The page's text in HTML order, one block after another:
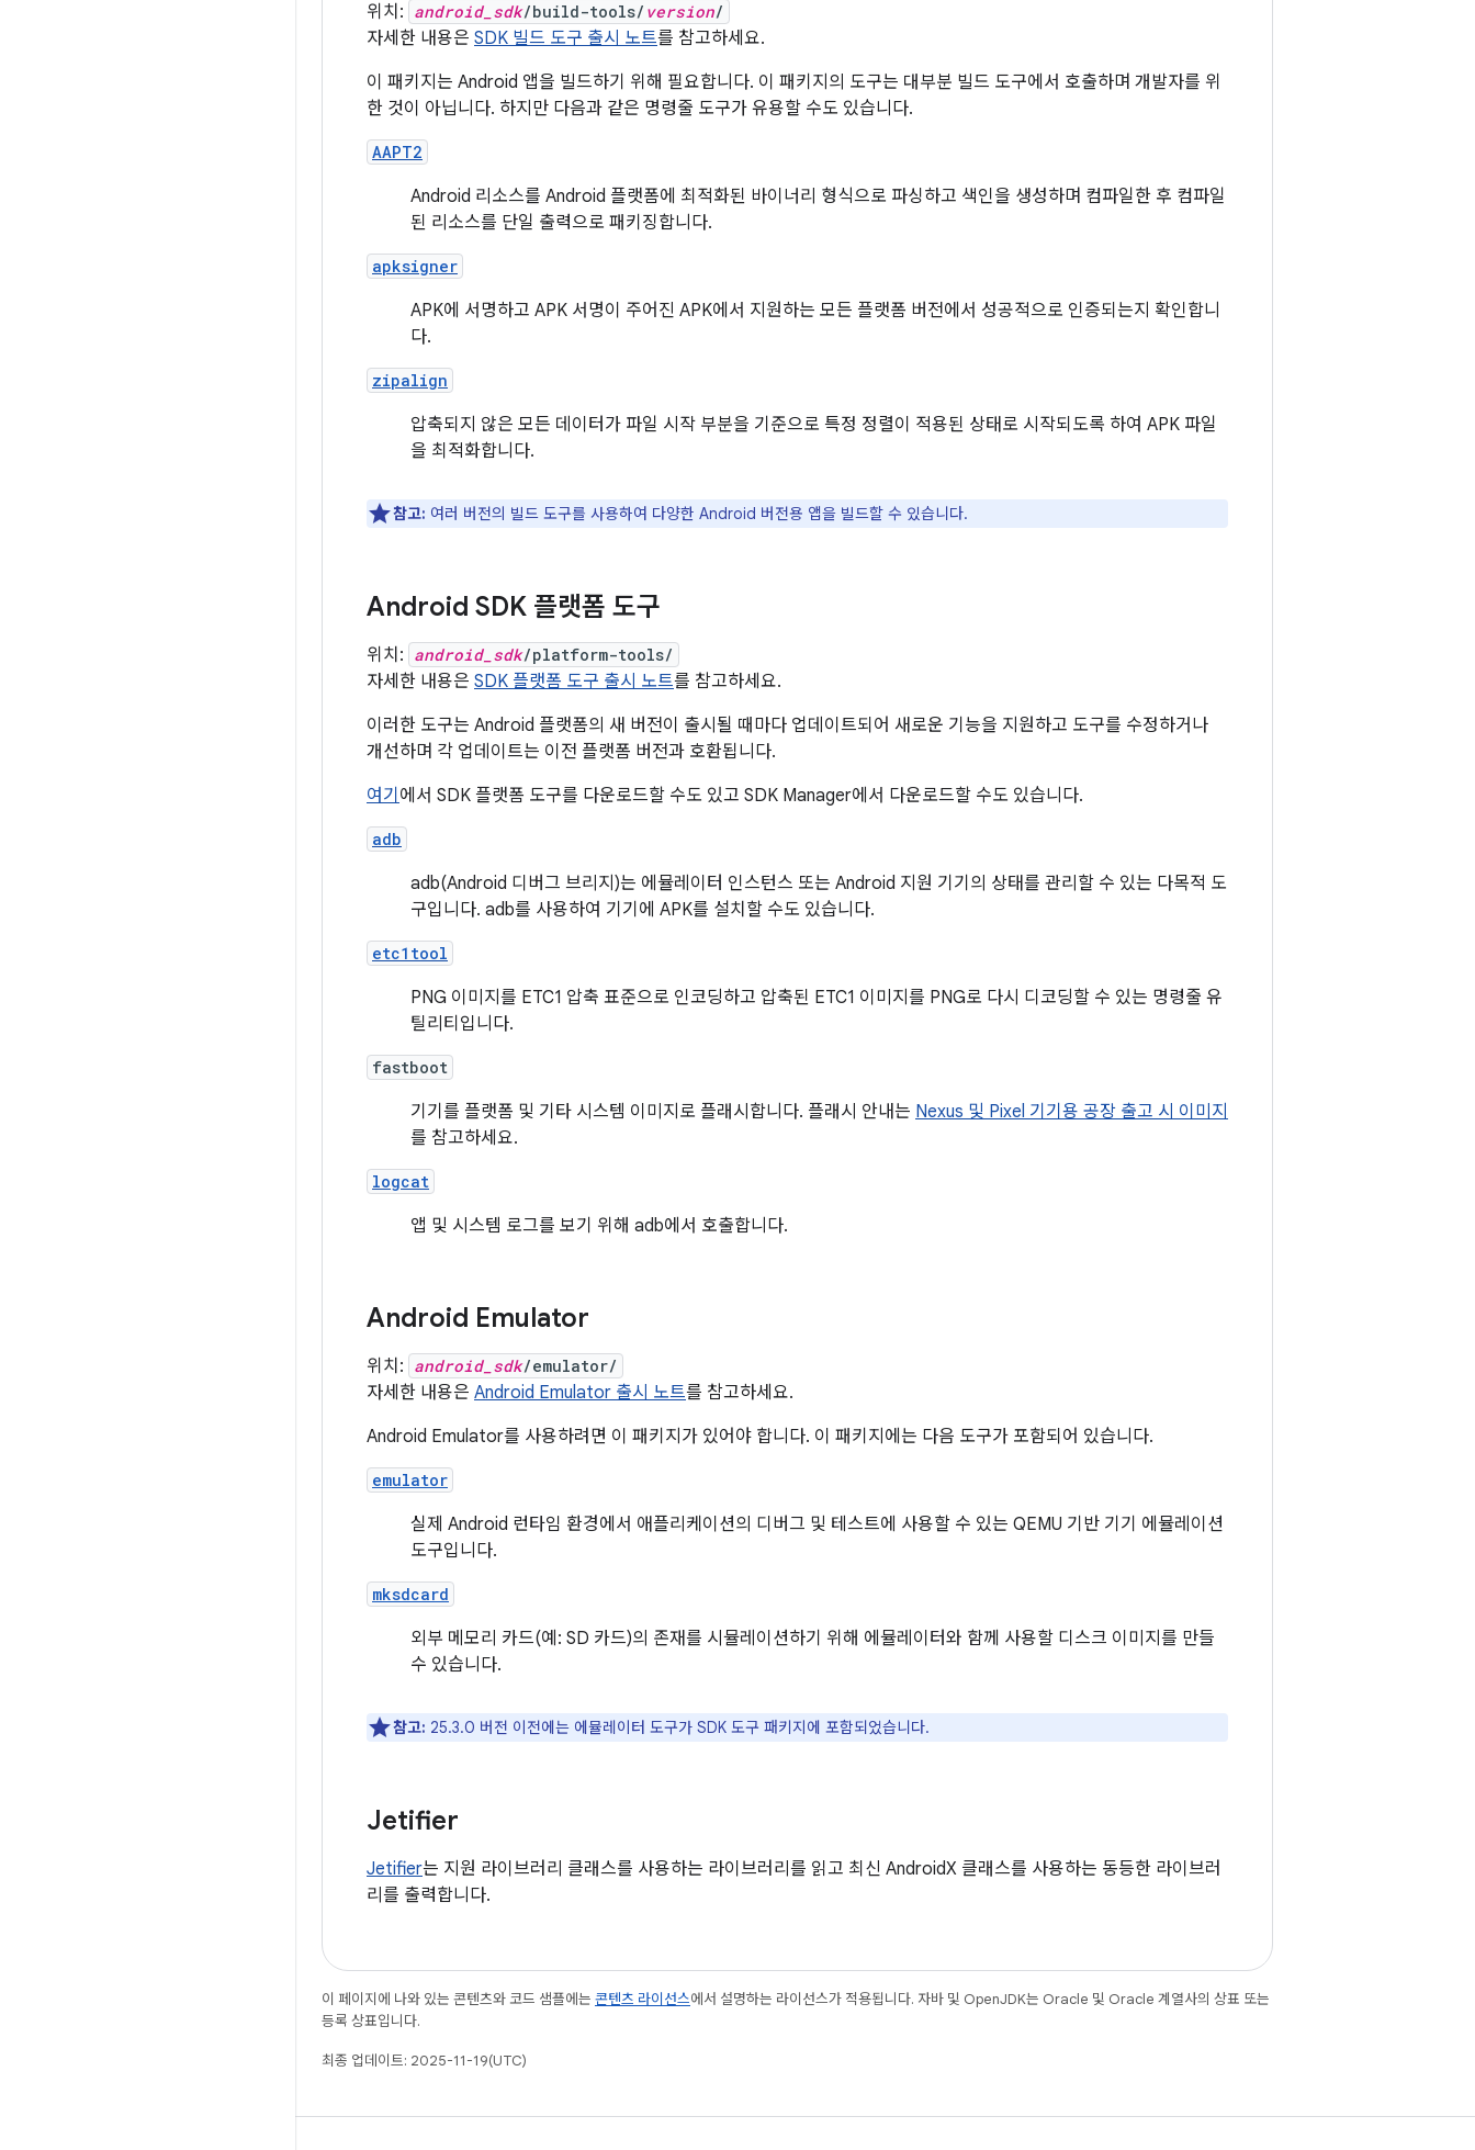
위치: android_sdk/build-tools/ version/
자세한 내용은 SDK 빌드 도구 출시 노트를 참고하세요.
이 패키지는 Android 앱을 빌드하기 위해 필요합니다. 이 패키지의 도구는 대부분 빌드 도구에서 호출하며 개발자를 위
한 것이 아닙니다. 하지만 다음과 같은 명령줄 도구가 유용할 수도 있습니다.
AAPT2
Android 리소스를 Android 플랫폼에 최적화된 바이너리 형식으로 파싱하고 색인을 생성하며 컴파일한 후 컴파일
된 리소스를 단일 출력으로 패키징합니다.
apksigner
APK에 서명하고 APK 서명이 주어진 APK에서 지원하는 모든 플랫폼 버전에서 성공적으로 인증되는지 확인합니
다.
zipalign
압축되지 않은 모든 데이터가 파일 시작 부분을 기준으로 특정 정렬이 적용된 상태로 시작되도록 하여 APK 파일
을 최적화합니다.
참고: 여러 버전의 빌드 도구를 사용하여 다양한 Android 버전용 앱을 빌드할 수 있습니다.
Android SDK 플랫폼 도구
위치: android_sdk/platform-tools/
자세한 내용은 SDK 플랫폼 도구 출시 노트를 참고하세요.
이러한 도구는 Android 플랫폼의 새 버전이 출시될 때마다 업데이트되어 새로운 기능을 지원하고 도구를 수정하거나
개선하며 각 업데이트는 이전 플랫폼 버전과 호환됩니다.
여기 에서 SDK 플랫폼 도구를 다운로드할 수도 있고 SDK Manager에서 다운로드할 수도 있습니다.
adb
adb(Android 디버그 브리지)는 에뮬레이터 인스턴스 또는 Android 지원 기기의 상태를 관리할 수 있는 다목적 도
구입니다. adb를 사용하여 기기에 APK를 설치할 수도 있습니다.
etc1tool
PNG 이미지를 ETC1 압축 표준으로 인코딩하고 압축된 ETC1 이미지를 PNG로 다시 디코딩할 수 있는 명령줄 유
틸리티입니다.
fastboot
기기를 플랫폼 및 기타 시스템 이미지로 플래시합니다. 플래시 안내는 Nexus 및 Pixel 기기용 공장 출고 시 이미지
를 참고하세요.
logcat
앱 및 시스템 로그를 보기 위해 adb에서 호출합니다.
Android Emulator
위치: android_sdk/emulator/
자세한 내용은 Android Emulator 출시 노트를 참고하세요.
Android Emulator를 사용하려면 이 패키지가 있어야 합니다. 이 패키지에는 다음 도구가 포함되어 있습니다.
emulator
실제 Android 런타임 환경에서 애플리케이션의 디버그 및 테스트에 사용할 수 있는 QEMU 기반 기기 에뮬레이션
도구입니다.
mksdcard
외부 메모리 카드(예: SD 카드)의 존재를 시뮬레이션하기 위해 에뮬레이터와 함께 사용할 디스크 이미지를 만들
수 있습니다.
참고: 25.3.0 버전 이전에는 에뮬레이터 도구가 SDK 도구 패키지에 포함되었습니다.
Jetifier
Jetifier는 지원 라이브러리 클래스를 사용하는 라이브러리를 읽고 최신 AndroidX 클래스를 사용하는 동등한 라이브러
리를 출력합니다.
이 페이지에 나와 있는 콘텐츠와 코드 샘플에는 콘텐츠 라이선스에서 설명하는 라이선스가 적용됩니다. 자바 및 OpenJDK는 Oracle 및 Oracle 계열사의 상표 또는
등록 상표입니다.
최종 업데이트: 2025-11-19(UTC)